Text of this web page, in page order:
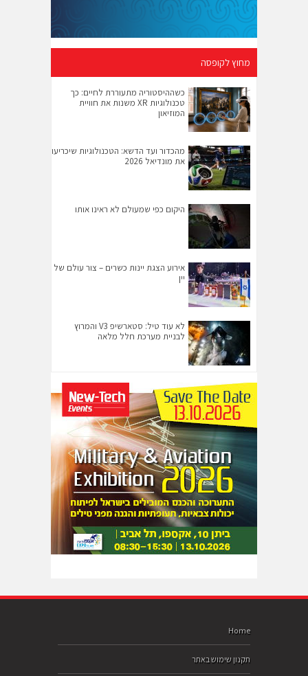
מחוץ לקופסה
כשההיסטוריה מתעוררת לחיים: כך
טכנולוגיות XR משנות את חוויית
המוזיאון
מהכדור ועד הדשא: הטכנולוגיות שיכריעו
את מונדיאל 2026
היקום כפי שמעולם לא ראינו אותו
אירוע הצגת יינות כשרים – צור עולם של
יין
לא עוד טיל: סטארשיפ V3 והמרוץ
לבניית מערכת חלל מלאה
Home
תקנון שימוש באתר